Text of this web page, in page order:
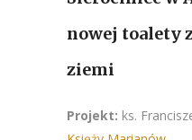
nowej toalety
ziemi
Projekt: ks.